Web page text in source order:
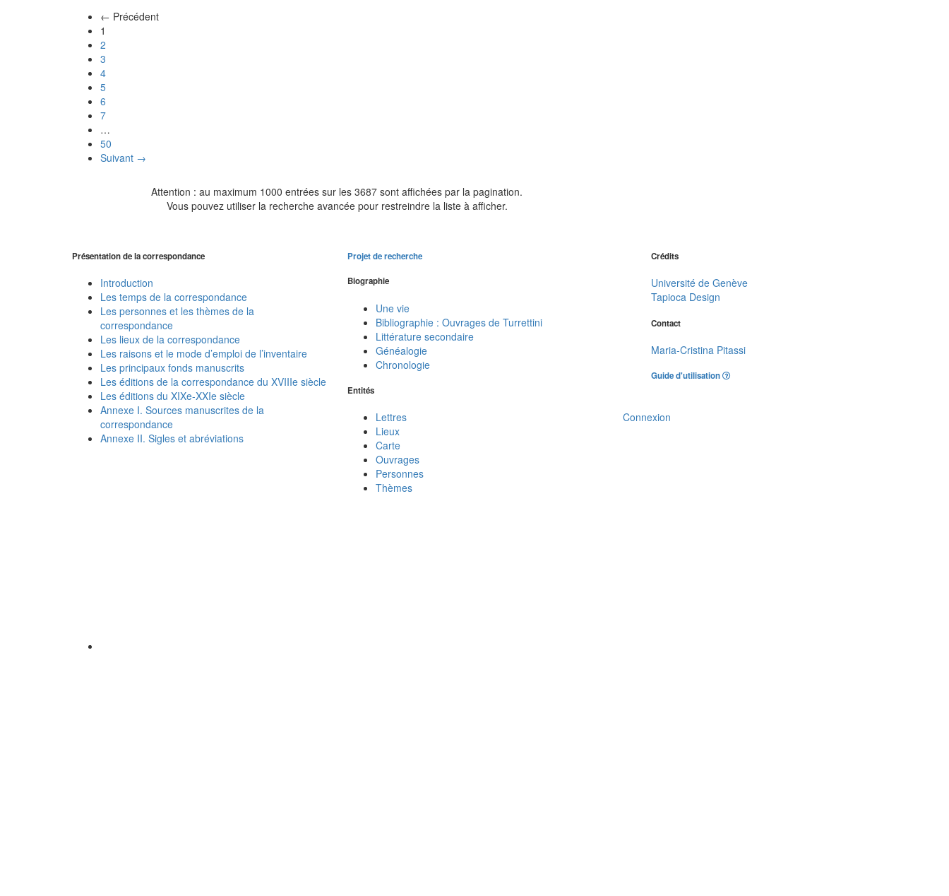
← Précédent
1
2
3
4
5
6
7
…
50
Suivant →
Attention : au maximum 1000 entrées sur les 3687 sont affichées par la pagination.
Vous pouvez utiliser la recherche avancée pour restreindre la liste à afficher.
Présentation de la correspondance
Introduction
Les temps de la correspondance
Les personnes et les thèmes de la
correspondance
Les lieux de la correspondance
Les raisons et le mode d’emploi de l’inventaire
Les principaux fonds manuscrits
Les éditions de la correspondance du XVIIIe siècle
Les éditions du XIXe-XXIe siècle
Annexe I. Sources manuscrites de la
correspondance
Annexe II. Sigles et abréviations
Projet de recherche
Biographie
Une vie
Bibliographie : Ouvrages de Turrettini
Littérature secondaire
Généalogie
Chronologie
Entités
Lettres
Lieux
Carte
Ouvrages
Personnes
Thèmes
Crédits
Université de Genève
Tapioca Design
Contact
Maria-Cristina Pitassi
Guide d'utilisation
Connexion